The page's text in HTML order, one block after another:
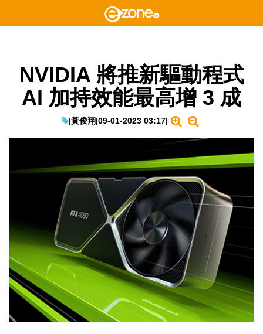
NVIDIA 將推新驅動程式
AI 加持效能最高增 3 成
|黃俊翔|09-01-2023 03:17|